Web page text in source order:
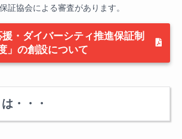
証協会による審査があります。
援・ダイバーシティ推進保証制
」の創設について
・・・